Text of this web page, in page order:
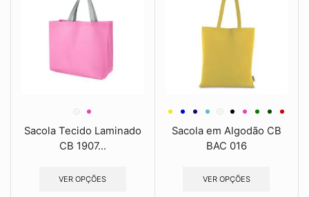
Sacola Tecido Laminado
CB 1907...
VER OPÇÕES
Sacola em Algodão CB
BAC 016
VER OPÇÕES